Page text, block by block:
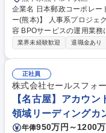
企業名 日本郵政コーポレートサービス株
ー(熊本)】 人事系プロジェクト
容 BPOサービスの運用業
人事・採用の実務経験を活
いただくことを期待してい
進捗管理■作業スタッフへ
ュラー案件の一次対応（
直し■業務マニュアルの作
法の提案 募集職種 【九州BPOセンター(熊本)】 人事系プロジェクトメン
バー福利厚生◎/事業拡大中
業界未経験歓迎 退職金あり
正社員
株式会社セールスフォ
【名古屋】アカウ
領域リーディングカ
年俸950万円～1200